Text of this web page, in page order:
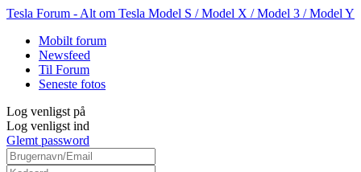
Tesla Forum - Alt om Tesla Model S / Model X / Model 3 / Model Y
Mobilt forum
Newsfeed
Til Forum
Seneste fotos
Log venligst på
Log venligst ind
Glemt password